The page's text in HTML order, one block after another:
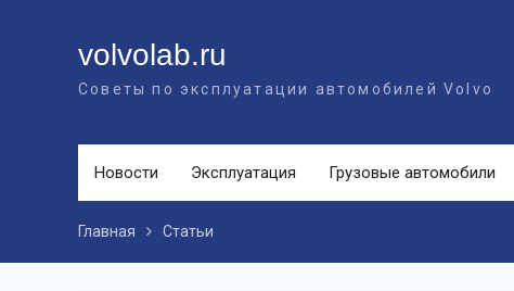
volvolab.ru
Советы по эксплуатации автомобилей Volvo
Новости Эксплуатация Грузовые автомобили
Главная Статьи